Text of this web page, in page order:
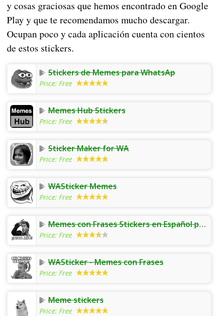
y cosas graciosas que hemos encontrado en Google
Play y que te recomendamos mucho descargar.
Ocupan poco y cada aplicación cuenta con cientos
de estos stickers.
Stickers de Memes para WhatsAp
Price: Free
Memes Hub Stickers
Price: Free
Sticker Maker for WA
Price: Free
WASticker Memes
Price: Free
Memes con Frases Stickers en Español para WhatsApp
Price: Free
WASticker - Memes con Frases
Price: Free
Meme stickers
Price: Free